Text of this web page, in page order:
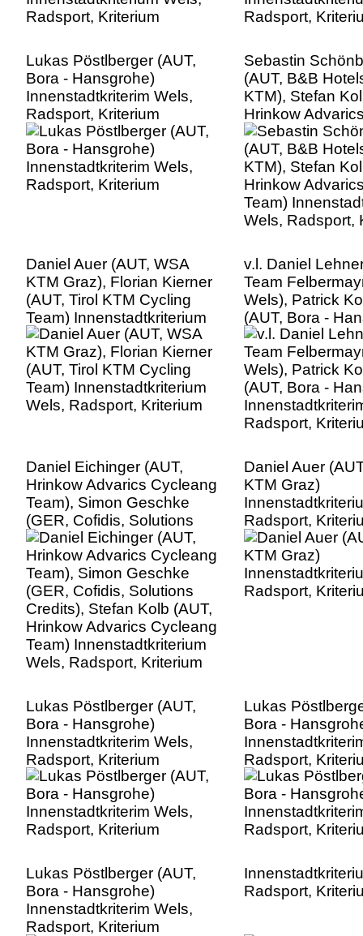
Lukas Pöstlberger (AUT,
Bora - Hansgrohe)
Innenstadtkriterim Wels,
Radsport, Kriterium
Sebastin
(AUT, B&B
KTM), Stefan
Hrinkow
Team)
Wels, Radsport,
Daniel Auer (AUT, WSA
KTM Graz), Florian Kierner
(AUT, Tirol KTM Cycling
Team) Innenstadtkriterium
Wels, Radsport, Kriterium
v.l. Daniel
Team
Wels), Patrick
(AUT, Bora -
Radsport,
Daniel Eichinger (AUT,
Hrinkow Advarics Cycleang
Team), Simon Geschke
(GER, Cofidis, Solutions
Credits), Stefan Kolb (AUT,
Hrinkow Advarics Cycleang
Team) Innenstadtkriterium
Wels, Radsport, Kriterium
Daniel Auer
KTM Graz)
Radsport,
Lukas Pöstlberger (AUT,
Bora - Hansgrohe)
Innenstadtkriterim Wels,
Radsport, Kriterium
Lukas
Bora -
Radsport,
Lukas Pöstlberger (AUT,
Bora - Hansgrohe)
Innenstadtkriterim Wels,
Radsport, Kriterium
Radsport,